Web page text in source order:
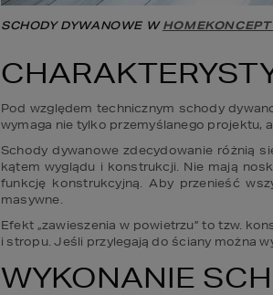
SCHODY DYWANOWE W
Pod względem technicznym schody
wymaga nie tylko przemyślanego projektu,
Schody dywanowe zdecydowanie różnią
kątem wyglądu i konstrukcji. Nie mają
funkcję konstrukcyjną. Aby przenieść
masywne.
Efekt „zawieszenia w powietrzu” to tzw.
i stropu. Jeśli przylegają do ściany można
WYKONANIE